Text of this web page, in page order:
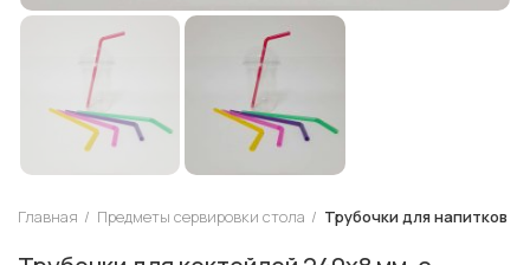
Главная Предметы сервировки стола Трубочки для напитков